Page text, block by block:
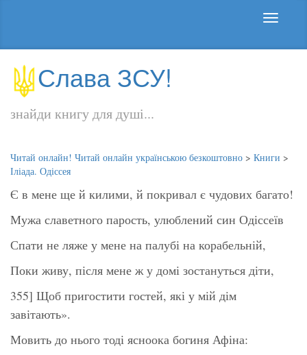
Слава ЗСУ!
знайди книгу для душі...
Читай онлайн! Читай онлайн українською безкоштовно > Книги >
Іліада. Одіссея
Є в мене ще й килими, й покривал є чудових багато!
Мужа славетного парость, улюблений син Одіссеїв
Спати не ляже у мене на палубі на корабельній,
Поки живу, після мене ж у домі зостануться діти,
355] Щоб пригостити гостей, які у мій дім
завітають».
Мовить до нього тоді ясноока богиня Афіна: